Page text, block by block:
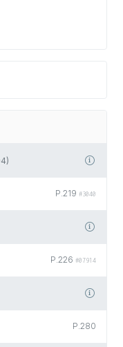
P.219 #3040
P.226 #07914
P.280